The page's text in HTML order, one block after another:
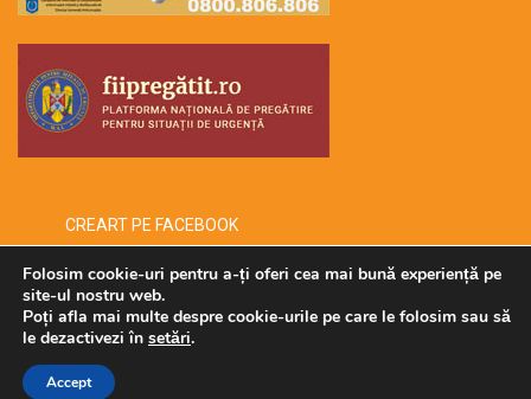
CREART PE FACEBOOK
Copyright © 2026 -creart-
Folosim cookie-uri pentru a-ți oferi cea mai bună experiență pe
site-ul nostru web.
Poți afla mai multe despre cookie-urile pe care le folosim sau să
le dezactivezi în setări.
Accept